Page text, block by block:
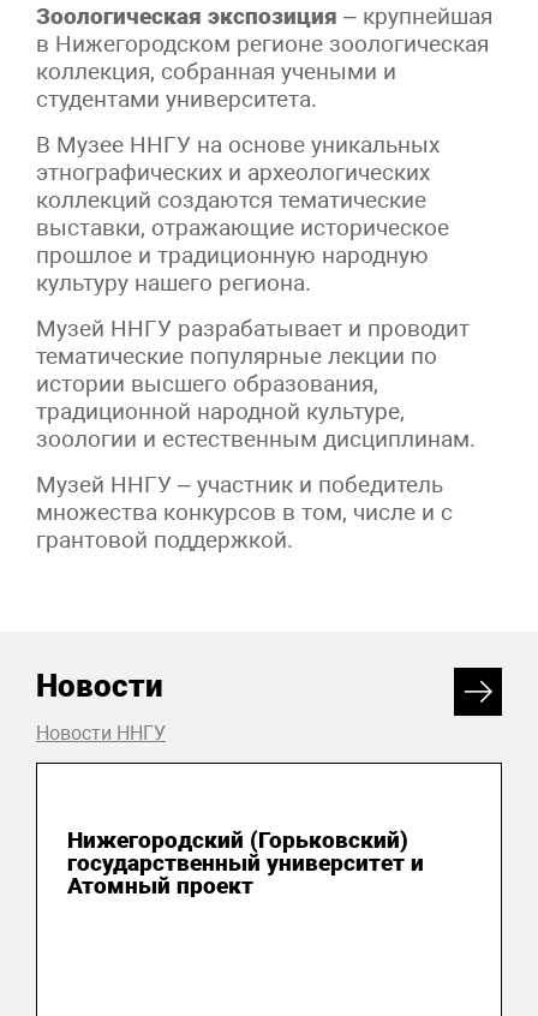
Зоологическая экспозиция – крупнейшая
в Нижегородском регионе зоологическая
коллекция, собранная учеными и
студентами университета.
В Музее ННГУ на основе уникальных
этнографических и археологических
коллекций создаются тематические
выставки, отражающие историческое
прошлое и традиционную народную
культуру нашего региона.
Музей ННГУ разрабатывает и проводит
тематические популярные лекции по
истории высшего образования,
традиционной народной культуре,
зоологии и естественным дисциплинам.
Музей ННГУ – участник и победитель
множества конкурсов в том, числе и с
грантовой поддержкой.
Новости
Новости ННГУ
Нижегородский (Горьковский)
государственный университет и
Атомный проект